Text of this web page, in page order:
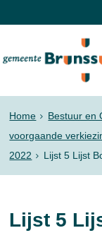
Home Bestuur en
voorgaande
2022
Lijst 5 Lijst
Lijst 5